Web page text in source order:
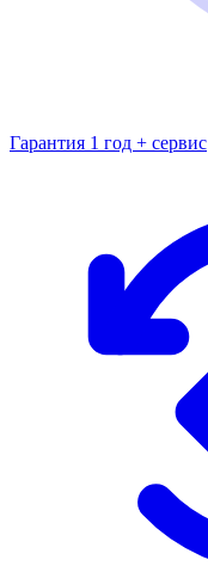
Гарантия 1 год + сервис